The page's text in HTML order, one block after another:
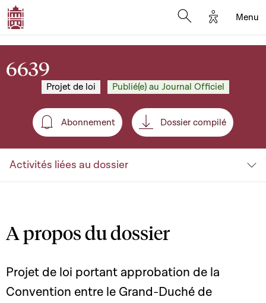
Options
Menu
6639
Projet de loi Publié(e) au Journal Officiel
Abonnement
Abonnement Dossier compilé
Activités liées au dossier
A propos du dossier
Projet de loi portant approbation de la
Convention entre le Grand-Duché de